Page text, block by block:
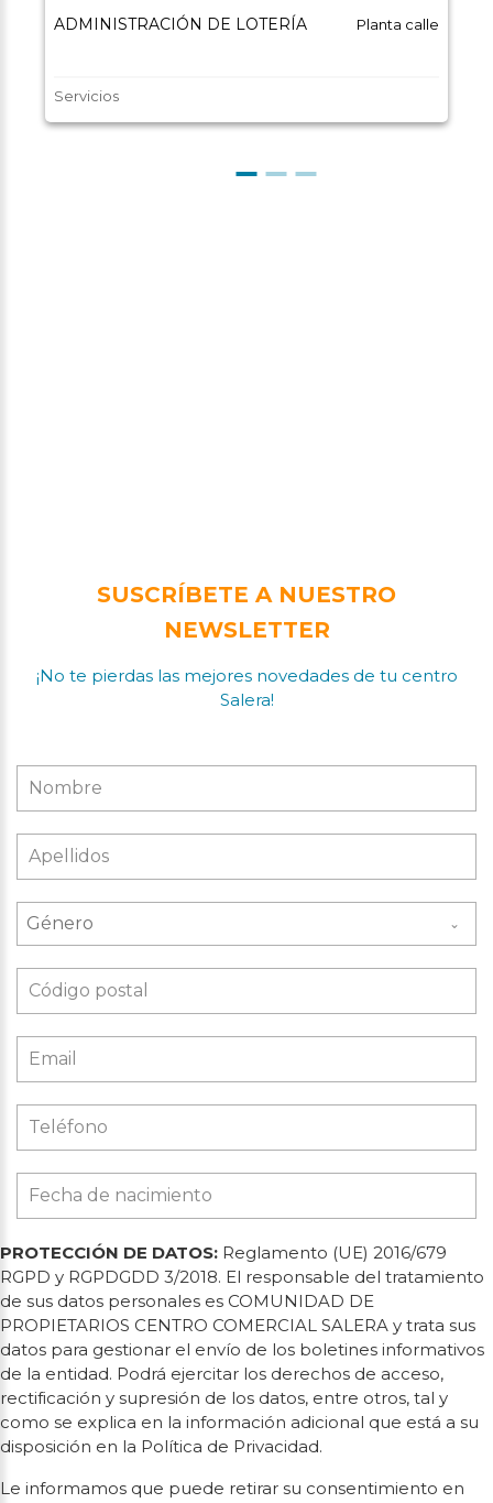
ADMINISTRACIÓN DE LOTERÍA Planta calle
Servicios
SUSCRÍBETE A NUESTRO
NEWSLETTER
¡No te pierdas las mejores novedades de tu centro
Salera!
Género
PROTECCIÓN DE DATOS: Reglamento (UE) 2016/679
RGPD y RGPDGDD 3/2018. El responsable del tratamiento
de sus datos personales es COMUNIDAD DE
PROPIETARIOS CENTRO COMERCIAL SALERA y trata sus
datos para gestionar el envío de los boletines informativos
de la entidad. Podrá ejercitar los derechos de acceso,
rectificación y supresión de los datos, entre otros, tal y
como se explica en la información adicional que está a su
disposición en la Política de Privacidad.
Le informamos que puede retirar su consentimiento en